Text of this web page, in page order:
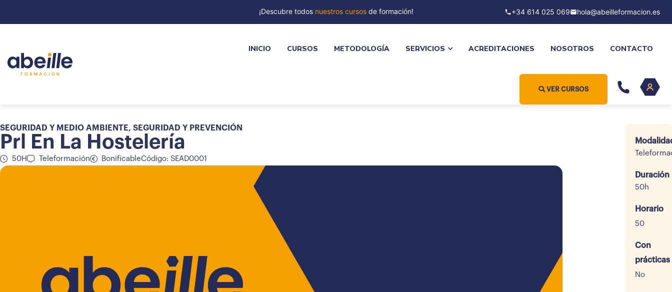
¡Descubre todos nuestros cursosde formación! +34 614 025 069 hola@abeilleformacion.es
INICIO CURSOS METODOLOGÍA SERVICIOS ACREDITACIONES NOSOTROS CONTACTO
VER CURSOS
SEGURIDAD Y MEDIO AMBIENTE, SEGURIDAD Y PREVENCIÓN
Prl En La Hostelería
50H Teleformación BonificableCódigo: SEAD0001
Duración
50h
Horario
50
Con
prácticas
No